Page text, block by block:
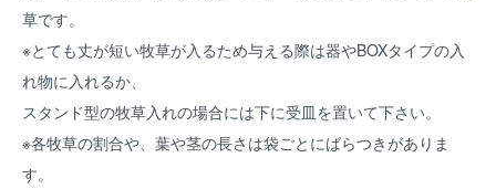
草です。
※とても丈が短い牧草が入るため与える際は器やBOXタイプの入
れ物に入れるか、
スタンド型の牧草入れの場合には下に受皿を置いて下さい。
※各牧草の割合や、葉や茎の長さは袋ごとにばらつきがありま
す。